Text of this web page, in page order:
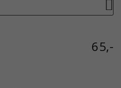
65,-